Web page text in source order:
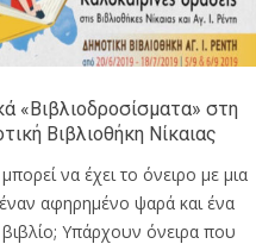
«Βιβλιοδροσίσματα» στη
Βιβλιοθήκη Νίκαιας
να έχει το όνειρο με μια
αφηρημένο ψαρά και ένα
Υπάρχουν όνειρα που